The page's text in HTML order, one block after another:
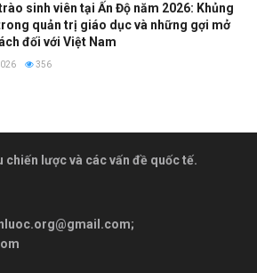
sinh viên tại Ấn Độ năm 2026: Khủng
quản trị giáo dục và những gợi mở
đối với Việt Nam
356
chiến lược và các vấn đề quốc tế.
;